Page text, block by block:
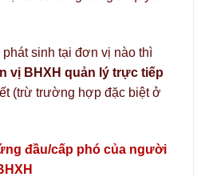
phát sinh tại đơn vị nào thì
vị BHXH quản lý trực tiếp
(trừ trường hợp đặc biệt ở
đầu/cấp phó của người